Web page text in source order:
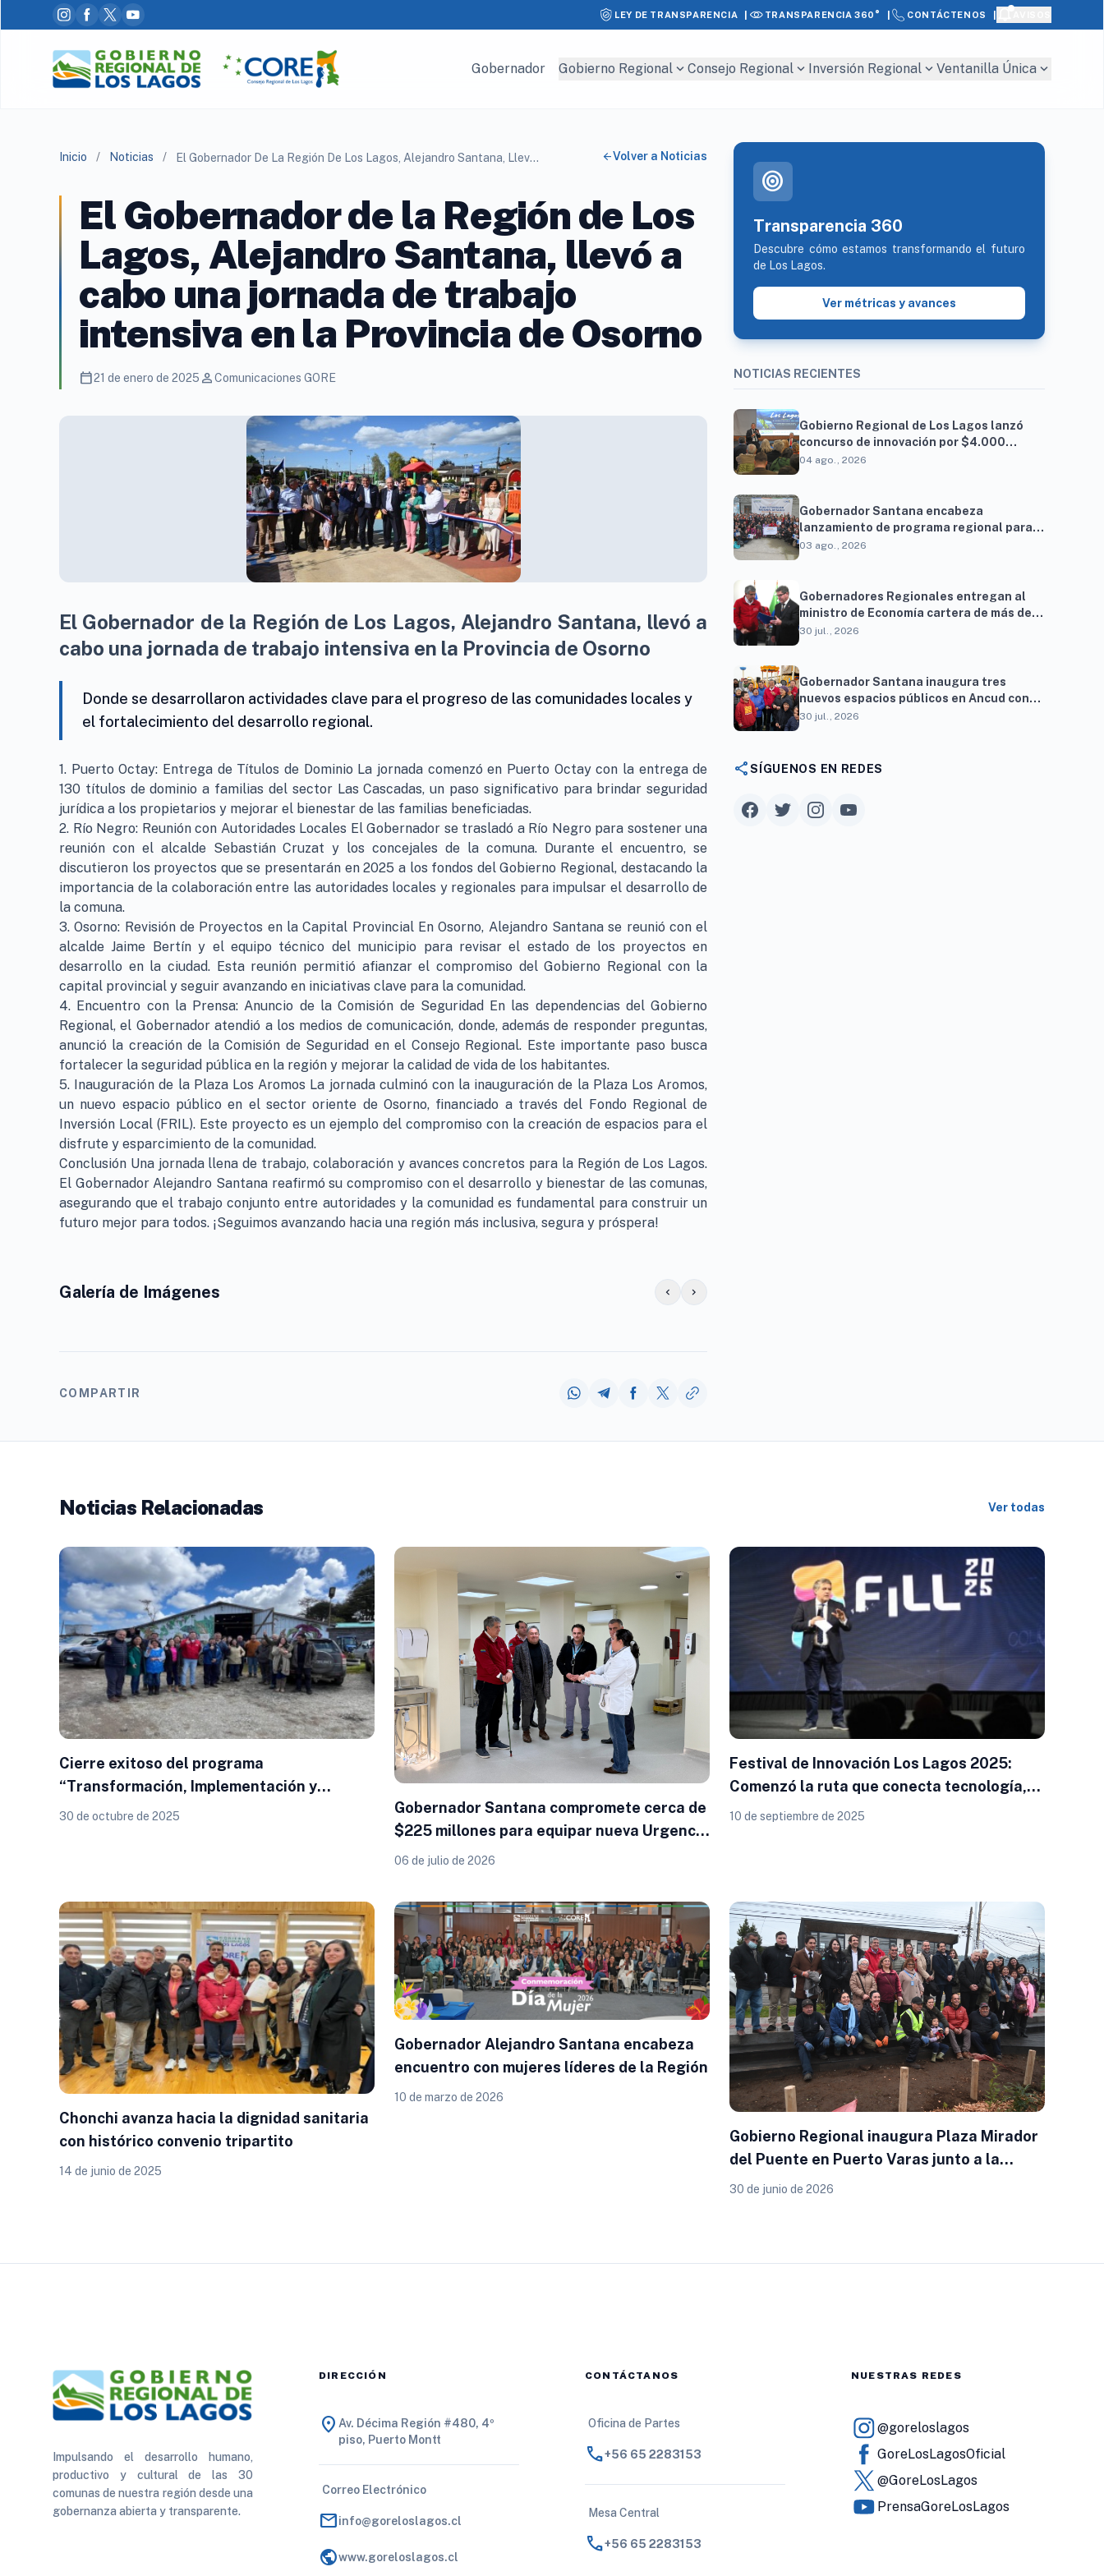
LEY DE TRANSPARENCIA | TRANSPARENCIA 360° CONTÁCTENOS
Gobernador Gobierno Regional expand_more Consejo Regional expand_more Inversión Regional expand_more Ventanilla Única expand_more
Inicio / Noticias / El Gobernador De La Región De Los Lagos, Alejandro Santana, Llevó A Cabo Una Jornada De Trabajo Intensiva En La Provincia De Osorno arrow_backVolver a Noticias
El Gobernador de la Región de Los
Lagos, Alejandro Santana, llevó a
cabo una jornada de trabajo
intensiva en la Provincia de Osorno
calendar_today21 de enero de 2025 personComunicaciones GORE
El Gobernador de la Región de Los Lagos, Alejandro Santana, llevó a
cabo una jornada de trabajo intensiva en la Provincia de Osorno
Donde se desarrollaron actividades clave para el progreso de las comunidades locales y
el fortalecimiento del desarrollo regional.
1. Puerto Octay: Entrega de Títulos de Dominio La jornada comenzó en Puerto Octay con la entrega de
130 títulos de dominio a familias del sector Las Cascadas, un paso significativo para brindar seguridad
jurídica a los propietarios y mejorar el bienestar de las familias beneficiadas.
2. Río Negro: Reunión con Autoridades Locales El Gobernador se trasladó a Río Negro para sostener una
reunión con el alcalde Sebastián Cruzat y los concejales de la comuna. Durante el encuentro, se
discutieron los proyectos que se presentarán en 2025 a los fondos del Gobierno Regional, destacando la
importancia de la colaboración entre las autoridades locales y regionales para impulsar el desarrollo de
la comuna.
3. Osorno: Revisión de Proyectos en la Capital Provincial En Osorno, Alejandro Santana se reunió con el
alcalde Jaime Bertín y el equipo técnico del municipio para revisar el estado de los proyectos en
desarrollo en la ciudad. Esta reunión permitió afianzar el compromiso del Gobierno Regional con la
capital provincial y seguir avanzando en iniciativas clave para la comunidad.
4. Encuentro con la Prensa: Anuncio de la Comisión de Seguridad En las dependencias del Gobierno
Regional, el Gobernador atendió a los medios de comunicación, donde, además de responder preguntas,
anunció la creación de la Comisión de Seguridad en el Consejo Regional. Este importante paso busca
fortalecer la seguridad pública en la región y mejorar la calidad de vida de los habitantes.
5. Inauguración de la Plaza Los Aromos La jornada culminó con la inauguración de la Plaza Los Aromos,
un nuevo espacio público en el sector oriente de Osorno, financiado a través del Fondo Regional de
Inversión Local (FRIL). Este proyecto es un ejemplo del compromiso con la creación de espacios para el
disfrute y esparcimiento de la comunidad.
Conclusión Una jornada llena de trabajo, colaboración y avances concretos para la Región de Los Lagos.
El Gobernador Alejandro Santana reafirmó su compromiso con el desarrollo y bienestar de las comunas,
asegurando que el trabajo conjunto entre autoridades y la comunidad es fundamental para construir un
futuro mejor para todos. ¡Seguimos avanzando hacia una región más inclusiva, segura y próspera!
Galería de Imágenes chevron_left chevron_right
COMPARTIR
target
Transparencia 360
Descubre cómo estamos transformando el futuro
de Los Lagos.
Ver métricas y avances
NOTICIAS RECIENTES
Gobierno Regional de Los Lagos lanzó
concurso de innovación por $4.000
millones para resolver brechas
04 ago., 2026
Gobernador Santana encabeza
lanzamiento de programa regional para
familias vinculadas al autismo
03 ago., 2026
Gobernadores Regionales entregan al
ministro de Economía cartera de más de
900 proyectos que proyectan generar
30 jul., 2026
Gobernador Santana inaugura tres
nuevos espacios públicos en Ancud con
una inversión superior a $294 millones
30 jul., 2026
shareSÍGUENOS EN REDES
Noticias Relacionadas Ver todas
Cierre exitoso del programa
“Transformación, Implementación y
Comercialización de la Quinoa Chilota” en
30 de octubre de 2025
Gobernador Santana compromete cerca de
$225 millones para equipar nueva Urgencia
Pediátrica del Hospital Base de Osorno
06 de julio de 2026
Festival de Innovación Los Lagos 2025:
Comenzó la ruta que conecta tecnología,
emprendimiento y futuro
10 de septiembre de 2025
Chonchi avanza hacia la dignidad sanitaria
con histórico convenio tripartito
14 de junio de 2025
Gobernador Alejandro Santana encabeza
encuentro con mujeres líderes de la Región
10 de marzo de 2026
Gobierno Regional inaugura Plaza Mirador
del Puente en Puerto Varas junto a la
comunidad
30 de junio de 2026
Impulsando el desarrollo humano,
productivo y cultural de las 30
comunas de nuestra región desde una
gobernanza abierta y transparente.
DIRECCIÓN
location_on Av. Décima Región #480, 4º
piso, Puerto Montt
Correo Electrónico
mailinfo@goreloslagos.cl
publicwww.goreloslagos.cl
CONTÁCTANOS
Oficina de Partes
call+56 65 2283153
Mesa Central
call+56 65 2283153
NUESTRAS REDES
@goreloslagos
GoreLosLagosOficial
@GoreLosLagos
PrensaGoreLosLagos